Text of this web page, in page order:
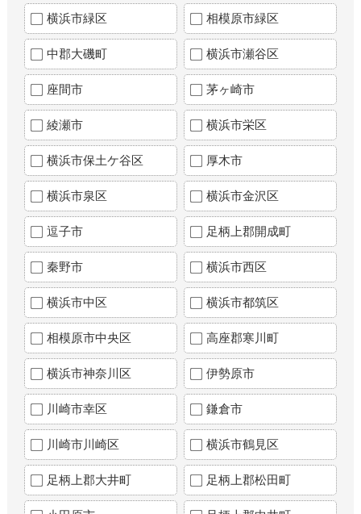
横浜市緑区 相模原市緑区
中郡大磯町 横浜市瀬谷区
座間市 茅ヶ崎市
綾瀬市 横浜市栄区
横浜市保土ケ谷区 厚木市
横浜市泉区 横浜市金沢区
逗子市 足柄上郡開成町
秦野市 横浜市西区
横浜市中区 横浜市都筑区
相模原市中央区 高座郡寒川町
横浜市神奈川区 伊勢原市
川崎市幸区 鎌倉市
川崎市川崎区 横浜市鶴見区
足柄上郡大井町 足柄上郡松田町